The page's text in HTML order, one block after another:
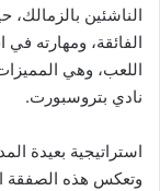
الناشئين
الفائقة، ومهارته
اللعب، وهي
نادي بتروسبورت.
استراتيجية بعيدة
وتعكس هذه الصفقة